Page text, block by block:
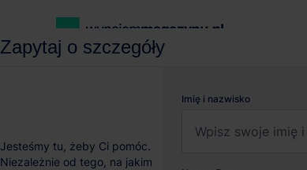
Magazyn Logicor
Zapytaj o szczegóły
Jesteśmy tu, żeby Ci pomóc.
Niezależnie od tego, na jakim
Imię i nazwisko